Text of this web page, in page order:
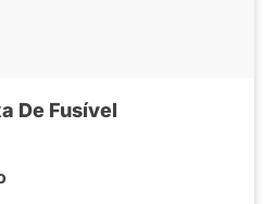
De Fusível